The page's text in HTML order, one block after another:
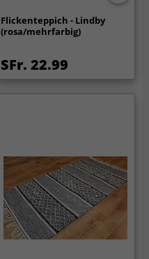
Flickenteppich - Lindby
(rosa/mehrfarbig)
SFr. 22.99